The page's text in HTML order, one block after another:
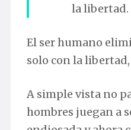
la libertad.
El ser humano
solo con la
A simple vista no
hombres juegan a